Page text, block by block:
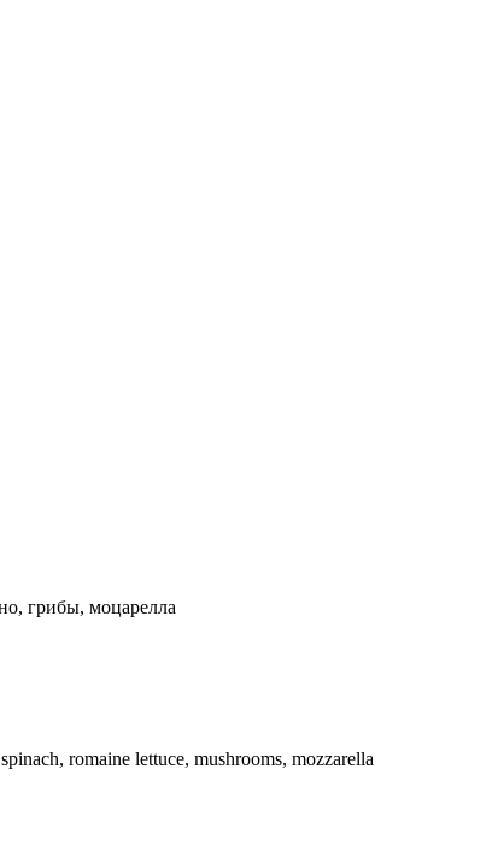
грибы, моцарелла
romaine lettuce, mushrooms, mozzarella